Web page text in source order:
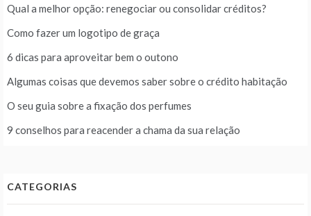
Qual a melhor opção: renegociar ou consolidar créditos?
Como fazer um logotipo de graça
6 dicas para aproveitar bem o outono
Algumas coisas que devemos saber sobre o crédito habitação
O seu guia sobre a fixação dos perfumes
9 conselhos para reacender a chama da sua relação
CATEGORIAS